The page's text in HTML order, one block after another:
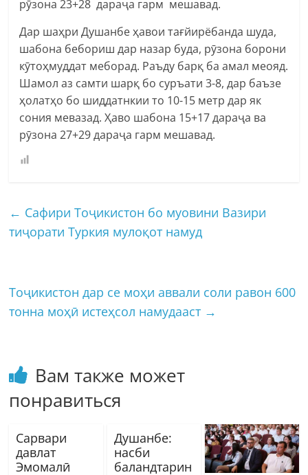
рӯзона 23+28 дараҷа гарм мешавад.
Дар шаҳри Душанбе ҳавои тағйирёбанда шуда,
шабона бебориш дар назар буда, рӯзона борони
кӯтоҳмуддат меборад. Раъду барқ ба амал меояд.
Шамол аз самти шарқ бо суръати 3-8, дар баъзе
ҳолатҳо бо шиддатнкии то 10-15 метр дар як
сония мевазад. Ҳаво шабона 15+17 дараҷа ва
рӯзона 27+29 дараҷа гарм мешавад.
← Сафири Тоҷикистон бо муовини Вазири
тиҷорати Туркия мулоқот намуд
Тоҷикистон дар се моҳи аввали соли равон 600
тонна моҳӣ истеҳсол намудааст →
Вам также может
понравиться
Сарвари
давлат
Эмомалӣ
Душанбе:
насби
баландтарин